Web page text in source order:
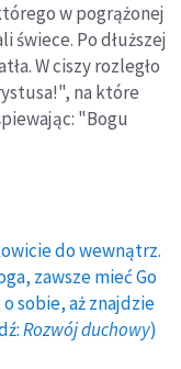
w pogrążonej
Po dłuższej
W ciszy rozległo
na które
"Bogu
do wewnątrz.
zawsze mieć Go
sobie, aż znajdzie
Rozwój duchowy)